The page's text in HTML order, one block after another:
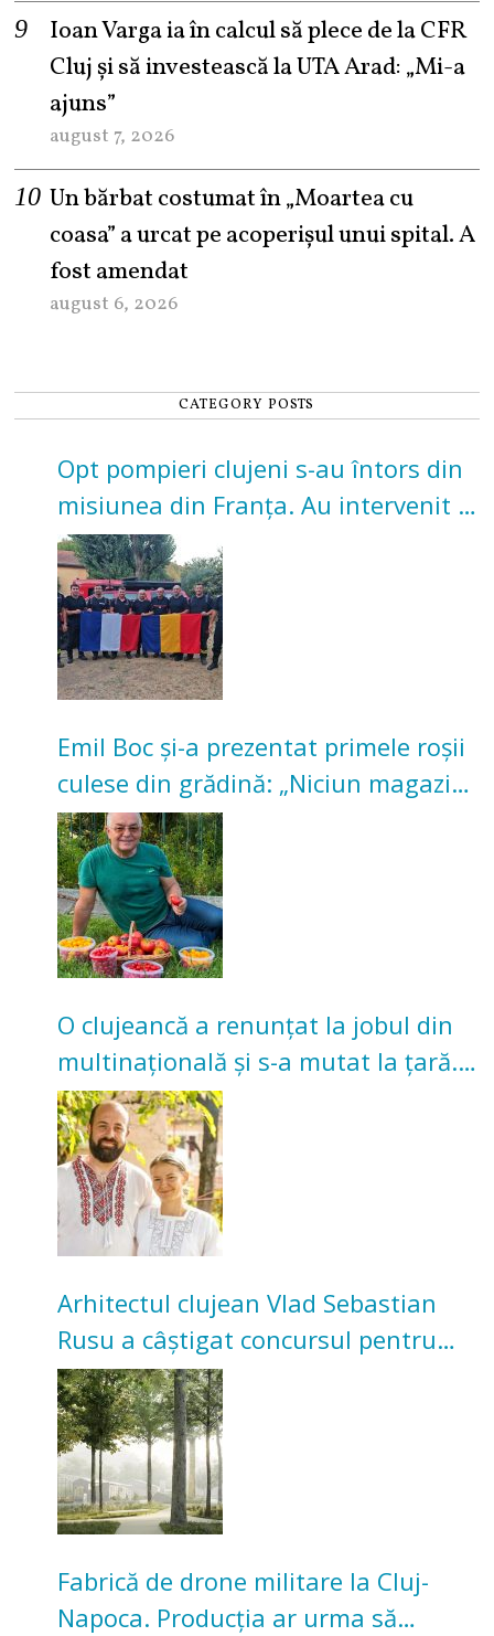
Ioan Varga ia în calcul să plece de la CFR
Cluj și să investească la UTA Arad: „Mi-a
ajuns”
august 7, 2026
Un bărbat costumat în „Moartea cu
coasa” a urcat pe acoperișul unui spital. A
fost amendat
august 6, 2026
CATEGORY POSTS
Opt pompieri clujeni s-au întors din
misiunea din Franța. Au intervenit la
incendii de vegetație și pădure
Emil Boc și-a prezentat primele roșii
culese din grădină: „Niciun magazin
nu poate oferi această satisfacție”
O clujeancă a renunțat la jobul din
multinațională și s-a mutat la țară.
Acum cultivă legume în grădina
bunicilor
Arhitectul clujean Vlad Sebastian
Rusu a câștigat concursul pentru
transformarea Grădinii Casei
Universitarilor
Fabrică de drone militare la Cluj-
Napoca. Producția ar urma să